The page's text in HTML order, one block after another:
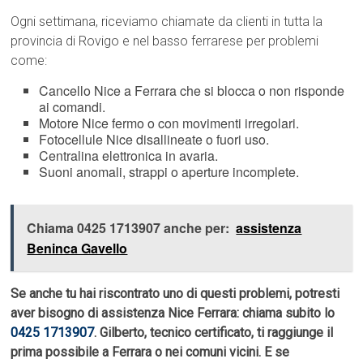
Ogni settimana, riceviamo chiamate da clienti in tutta la
provincia di Rovigo e nel basso ferrarese per problemi
come:
Cancello Nice a Ferrara che si blocca o non risponde
ai comandi.
Motore Nice fermo o con movimenti irregolari.
Fotocellule Nice disallineate o fuori uso.
Centralina elettronica in avaria.
Suoni anomali, strappi o aperture incomplete.
Chiama 0425 1713907 anche per: assistenza
Beninca Gavello
Se anche tu hai riscontrato uno di questi problemi, potresti
aver bisogno di assistenza Nice Ferrara: chiama subito lo
0425 1713907. Gilberto, tecnico certificato, ti raggiunge il
prima possibile a Ferrara o nei comuni vicini. E se